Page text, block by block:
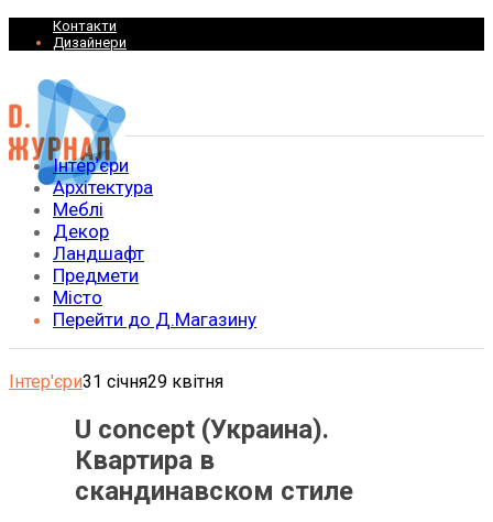
Контакти
Дизайнери
Інтер’єри
Архітектура
Меблі
Декор
Ландшафт
Предмети
Місто
Перейти до Д.Магазину
Інтер'єри31 січня29 квітня
U concept (Украина).
Квартира в
скандинавском стиле